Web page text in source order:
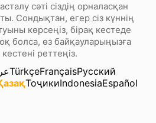
сәті сіздің орналасқан
Сондықтан, егер сіз күннің
көрсеңіз, бірақ кестеде
болса, өз байқауларыңызға
реттеңіз.
TürkçeFrançaisРусский
ТоҷикиIndonesiaEspañol